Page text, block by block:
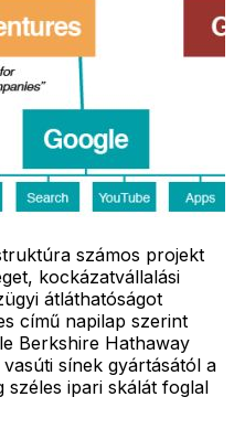
számos projekt
kockázatvállalási
átláthatóságot
című napilap szerint
Berkshire Hathaway
sínek gyártásától a
széles ipari skálát foglal